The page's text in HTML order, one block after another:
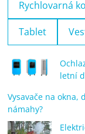
Rychlovarná
Tablet
letní
Vysavače na okna,
námahy?